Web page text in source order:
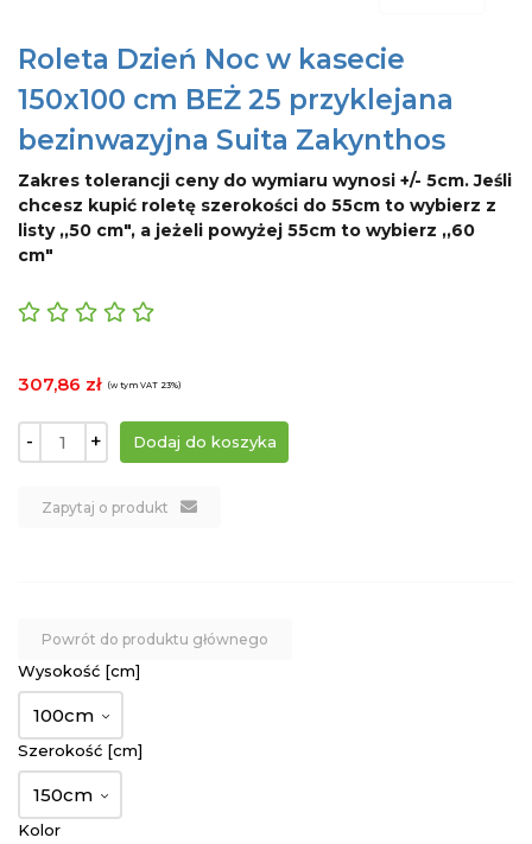
Roleta Dzień Noc w kasecie
150x100 cm BEŻ 25 przyklejana
bezinwazyjna Suita Zakynthos
Zakres tolerancji ceny do wymiaru wynosi +/- 5cm. Jeśli
chcesz kupić roletę szerokości do 55cm to wybierz z
listy ,,50 cm", a jeżeli powyżej 55cm to wybierz ,,60
cm"
307,86 zł (w tym VAT 23%)
- +
Zapytaj o produkt
Powrót do produktu głównego
Wysokość [cm]
100cm
Szerokość [cm]
150cm
Kolor